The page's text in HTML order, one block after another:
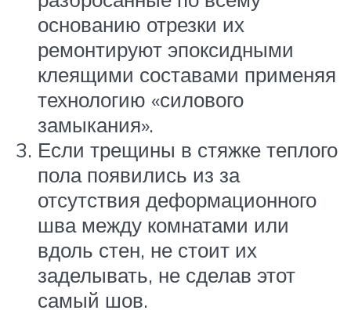
основанию отрезки их
ремонтируют эпоксидными
клеящими составами применяя
технологию «силового
замыкания».
Если трещины в стяжке теплого
пола появились из за
отсутствия деформационного
шва между комнатами или
вдоль стен, не стоит их
заделывать, не сделав этот
самый шов.